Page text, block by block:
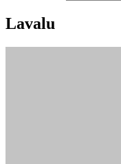
Lavalu